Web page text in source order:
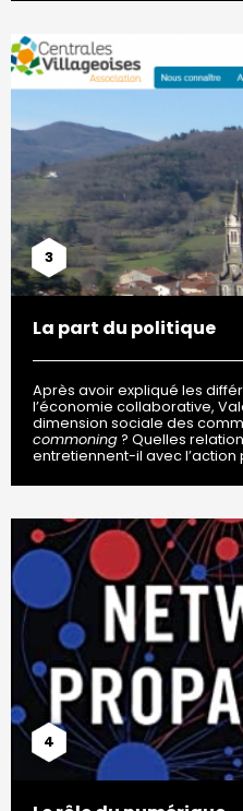
3
La part du politique
Après avoir expliqué les
l’économie collaborative,
dimension sociale des
commoning ? Quelles
entretiennent-il avec l’action
4